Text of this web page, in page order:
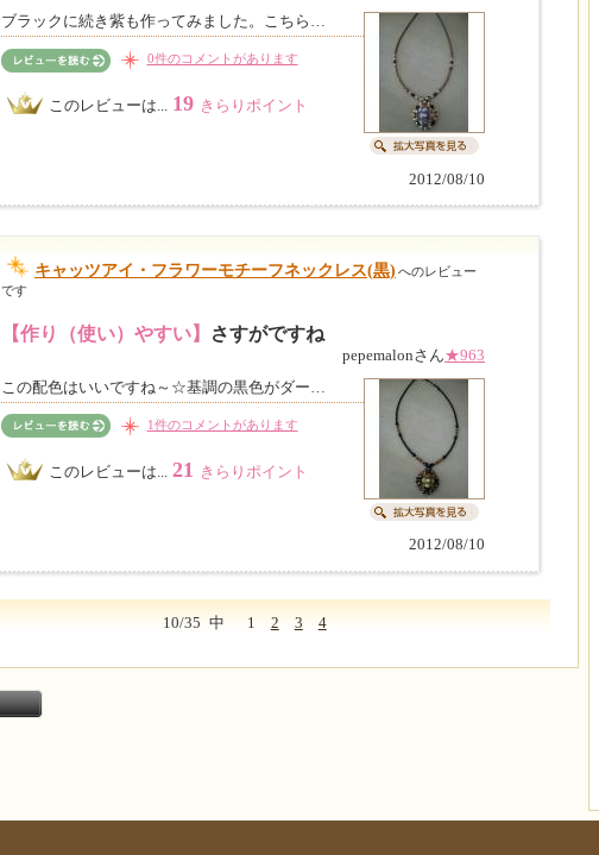
ブラックに続き紫も作ってみました。こちら…
0件のコメントがあります
このレビューは... 19 きらりポイント
2012/08/10
キャッツアイ・フラワーモチーフネックレス(黒) へのレビュー
です
【作り（使い）やすい】 さすがですね
pepemalonさん★963
この配色はいいですね～☆基調の黒色がダー…
1件のコメントがあります
このレビューは... 21 きらりポイント
2012/08/10
10/35 中 1 2 3 4